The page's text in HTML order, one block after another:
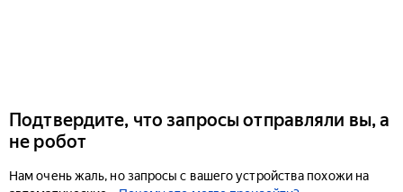
Подтвердите, что запросы отправляли вы, а
не робот
Нам очень жаль, но запросы с вашего устройства похожи на